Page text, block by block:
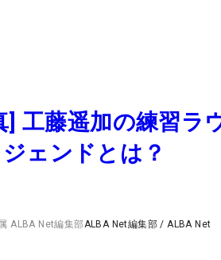
] 工藤遥加の練習
ェンドとは？
ALBA Net編集部ALBA Net編集部 /ALBA Net